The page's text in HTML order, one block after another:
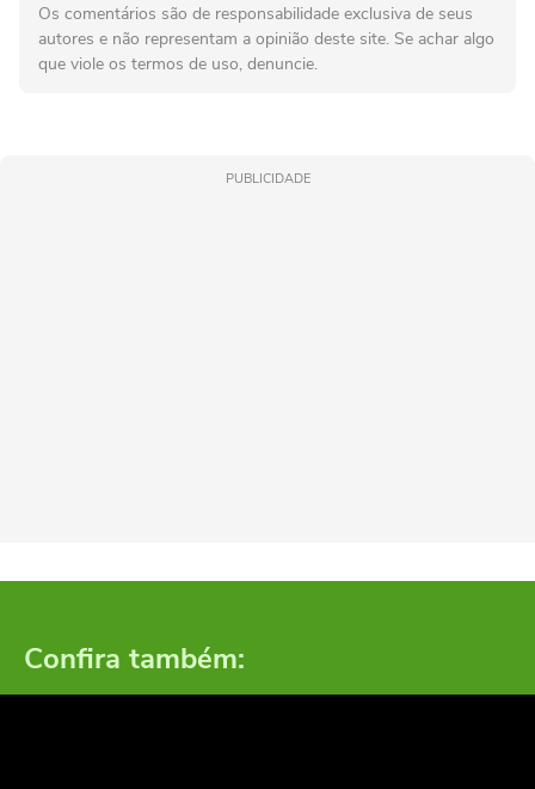
Os comentários são de responsabilidade exclusiva de seus
autores e não representam a opinião deste site. Se achar algo
que viole os termos de uso, denuncie.
PUBLICIDADE
Confira também: